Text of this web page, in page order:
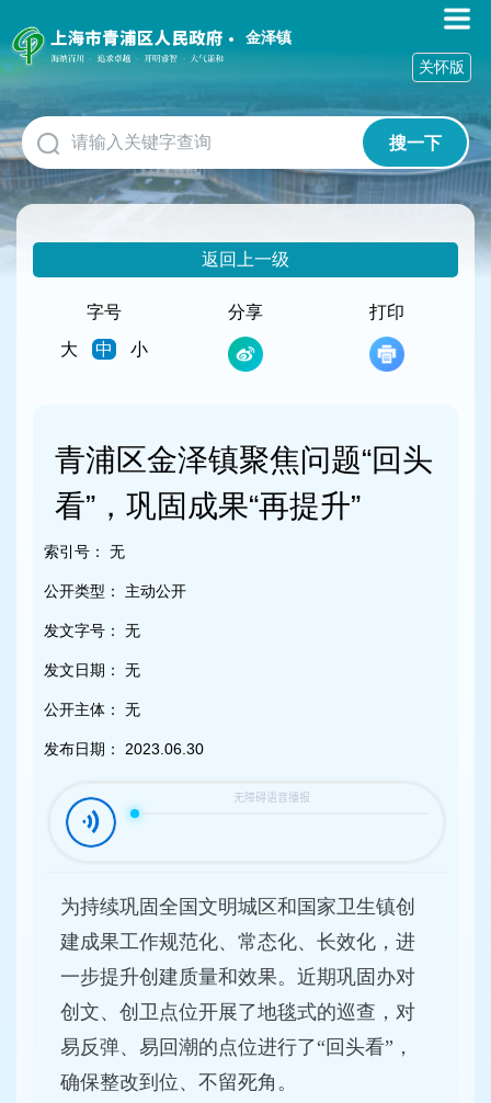
障
碍
作
说
明
跳
到
网
金泽镇
搜一下
关怀版
返回上一级
字号
大
中 小
分享 打印
青浦区金泽镇聚焦问题“回头
看”，巩固成果“再提升”
索引号： 无
公开类型： 主动公开
发文字号： 无
发文日期： 无
公开主体： 无
发布日期： 2023.06.30
为持续巩固全国文明城区和国家卫生镇创
建成果工作规范化、常态化、长效化，进
一步提升创建质量和效果。近期巩固办对
创文、创卫点位开展了地毯式的巡查，对
易反弹、易回潮的点位进行了“回头看”，
确保整改到位、不留死角。